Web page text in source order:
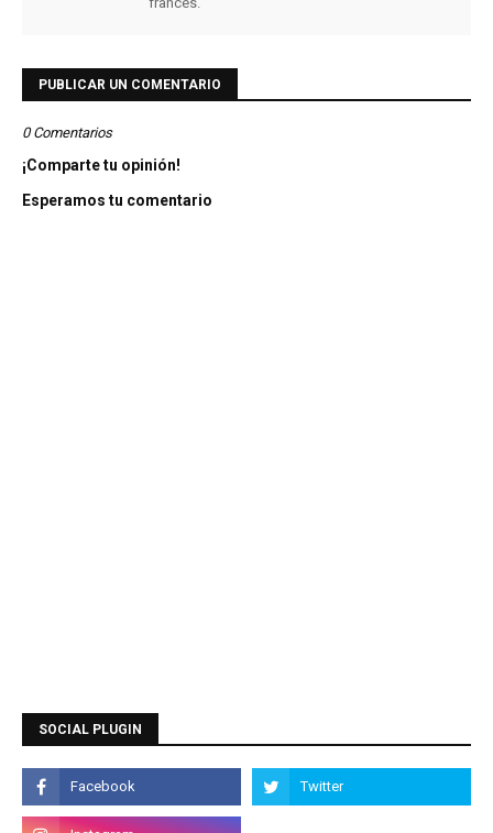
PUBLICAR UN COMENTARIO
0 Comentarios
¡Comparte tu opinión!
Esperamos tu comentario
SOCIAL PLUGIN